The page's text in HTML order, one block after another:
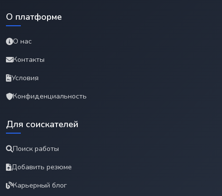
О платформе
О нас
Контакты
Условия
Конфиденциальность
Для соискателей
Поиск работы
Добавить резюме
Карьерный блог